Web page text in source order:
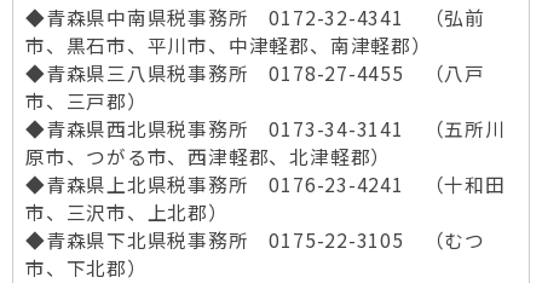
◆青森県中南県税事務所 0172-32-4341 （弘前
市、黒石市、平川市、中津軽郡、南津軽郡）
◆青森県三八県税事務所 0178-27-4455 （八戸
市、三戸郡）
◆青森県西北県税事務所 0173-34-3141 （五所川
原市、つがる市、西津軽郡、北津軽郡）
◆青森県上北県税事務所 0176-23-4241 （十和田
市、三沢市、上北郡）
◆青森県下北県税事務所 0175-22-3105 （むつ
市、下北郡）